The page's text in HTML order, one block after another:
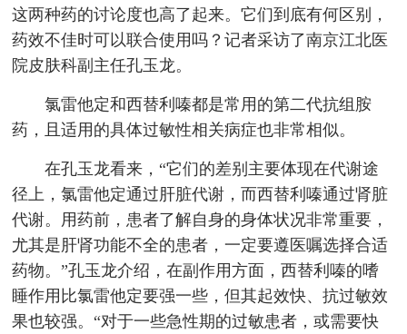
这两种药的讨论度也高了起来。它们到底有何区别，
药效不佳时可以联合使用吗？记者采访了南京江北医
院皮肤科副主任孔玉龙。
氯雷他定和西替利嗪都是常用的第二代抗组胺
药，且适用的具体过敏性相关病症也非常相似。
在孔玉龙看来，“它们的差别主要体现在代谢途
径上，氯雷他定通过肝脏代谢，而西替利嗪通过肾脏
代谢。用药前，患者了解自身的身体状况非常重要，
尤其是肝肾功能不全的患者，一定要遵医嘱选择合适
药物。”孔玉龙介绍，在副作用方面，西替利嗪的嗜
睡作用比氯雷他定要强一些，但其起效快、抗过敏效
果也较强。“对于一些急性期的过敏患者，或需要快